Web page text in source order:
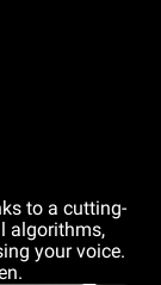
to a cutting-
algorithms,
your voice.